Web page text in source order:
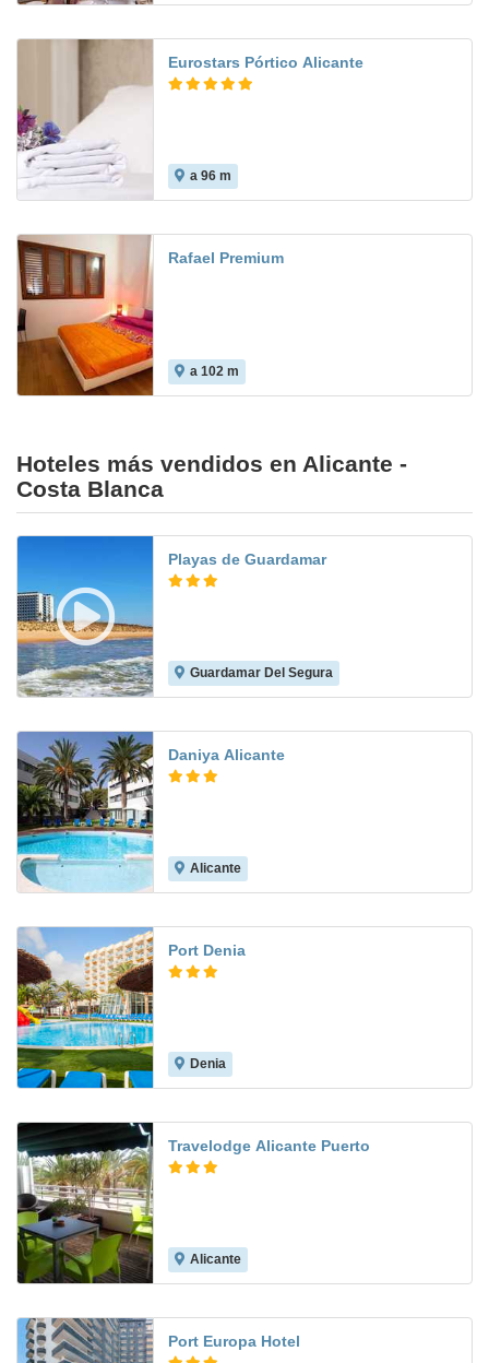
Eurostars Pórtico Alicante
a 96 m
Rafael Premium
a 102 m
Hoteles más vendidos en Alicante -
Costa Blanca
Playas de Guardamar
Guardamar Del Segura
Daniya Alicante
Alicante
Port Denia
Denia
Travelodge Alicante Puerto
Alicante
Port Europa Hotel